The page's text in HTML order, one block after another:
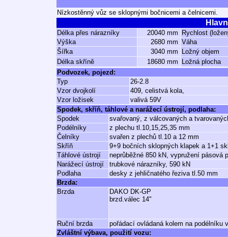
Nízkostěnný vůz se sklopnými bočnicemi a čelnicemi.
Délka přes nárazníky 20040 mm
Rychlost
Výška
2680 mm Váha
Šířka
3040 mm
Ložný objem
Délka skříně
18680 mm
Ložná plocha
Podvozek, pojezd:
Typ
26-2.8
Vzor dvojkolí
409, celistvá kola,
Vzor ložisek
valivá 59V
Spodek, skříň, táhlové a narážecí ústrojí, podlaha:
Spodek
svařovaný, z válcovaných a
Podélníky
z plechu tl.10,15,25,35 mm
Čelníky
svařen z plechů tl.10 a 12 mm
Skříň
9+9 bočních sklopných klapek a 1+1
Táhlové ústrojí
neprůběžné 850 kN, vypružení pásová
Narážecí ústrojí
trubkové nárazníky, 590 kN
Podlaha
desky z jehličnatého řeziva tl.50 mm
Brzda:
Brzda
DAKO DK-GP
brzd.válec 14"
Ruční brzda
pořádací ovládaná kolem na podélníku
Zvláštní výbava, použití vozu: